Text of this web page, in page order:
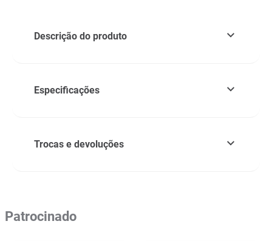
Descrição do produto
Especificações
Trocas e devoluções
Patrocinado